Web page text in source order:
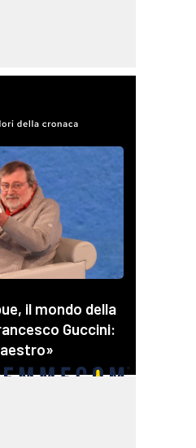
lacitymag.it
lacapitalenews.it
ilvibonese.it
catanzarochannel.it